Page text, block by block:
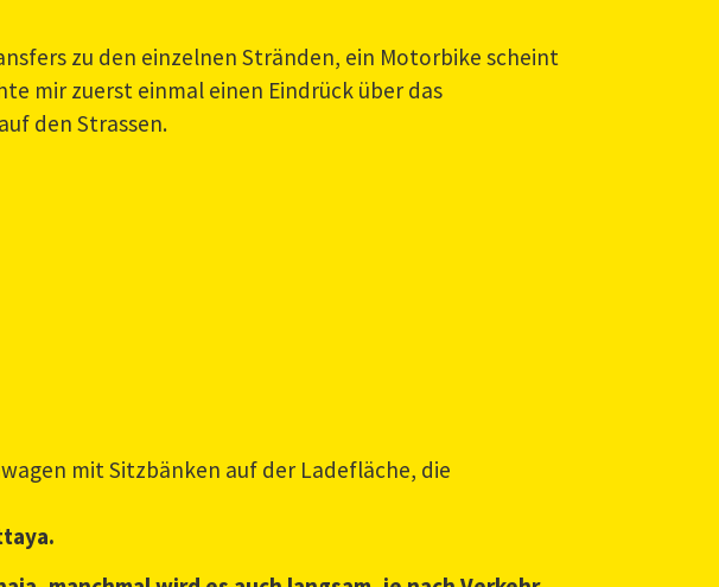
zu den einzelnen Stränden, ein Motorbike scheint
mir zuerst einmal einen Eindrück über das
den Strassen.
mit Sitzbänken auf der Ladefläche, die